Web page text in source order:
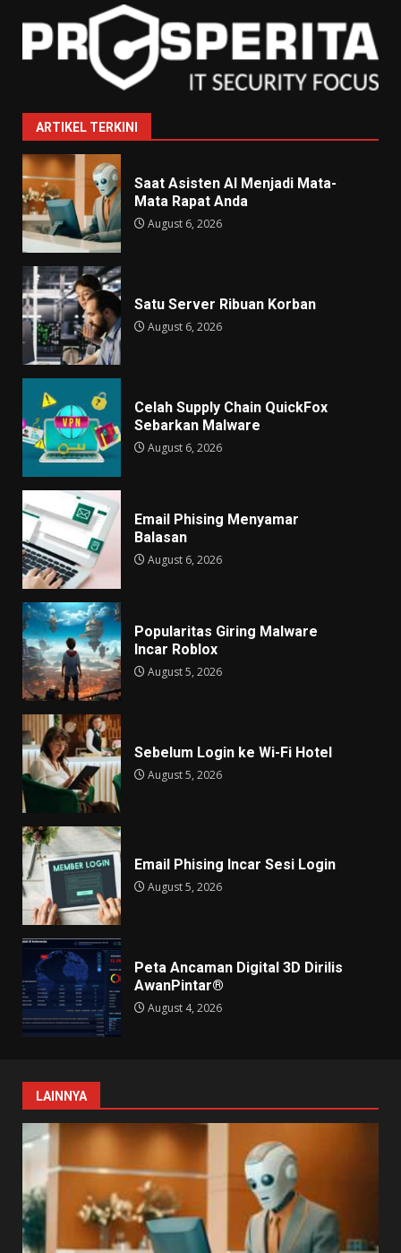
ARTIKEL TERKINI
Saat Asisten AI Menjadi Mata-
Mata Rapat Anda
August 6, 2026
Satu Server Ribuan Korban
August 6, 2026
Celah Supply Chain QuickFox
Sebarkan Malware
August 6, 2026
Email Phising Menyamar
Balasan
August 6, 2026
Popularitas Giring Malware
Incar Roblox
August 5, 2026
Sebelum Login ke Wi-Fi Hotel
August 5, 2026
Email Phising Incar Sesi Login
August 5, 2026
Peta Ancaman Digital 3D Dirilis
AwanPintar®
August 4, 2026
LAINNYA